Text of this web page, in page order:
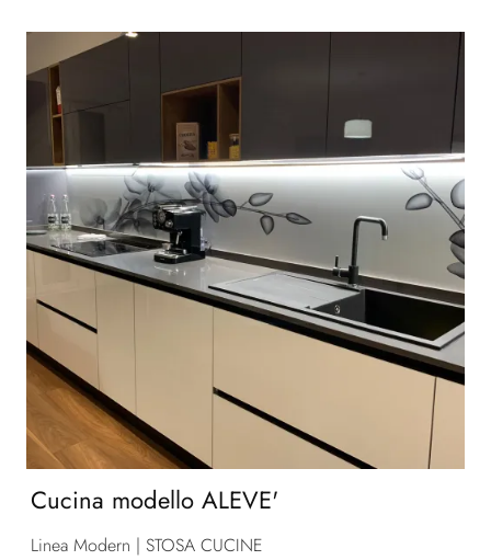
Cucina modello ALEVE'
Linea Modern | STOSA CUCINE